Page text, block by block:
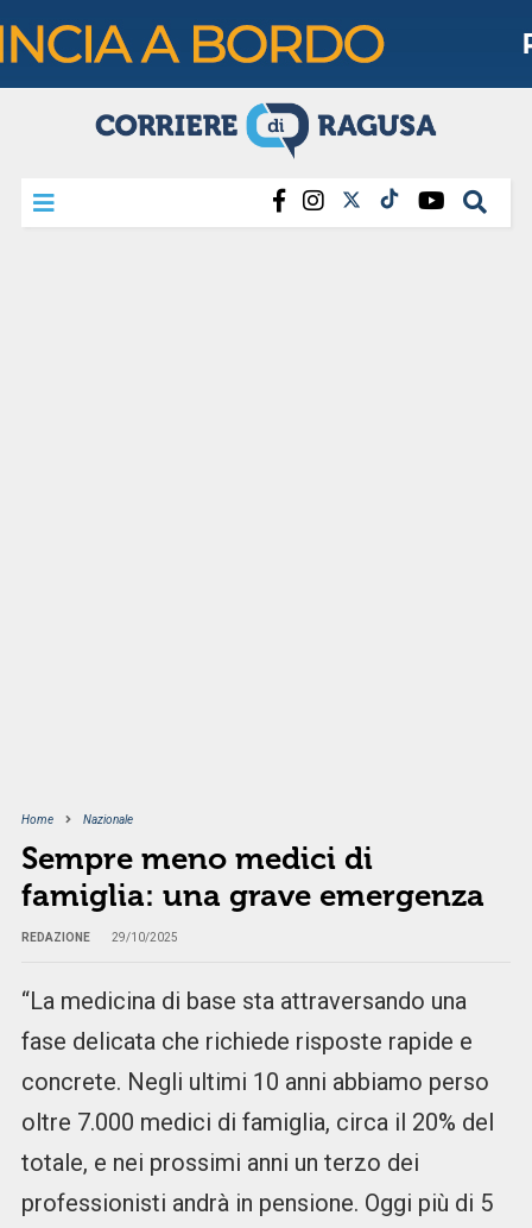
Home Nazionale
Sempre meno medici di
famiglia: una grave emergenza
REDAZIONE 29/10/2025
“La medicina di base sta attraversando una
fase delicata che richiede risposte rapide e
concrete. Negli ultimi 10 anni abbiamo perso
oltre 7.000 medici di famiglia, circa il 20% del
totale, e nei prossimi anni un terzo dei
professionisti andrà in pensione. Oggi più di 5